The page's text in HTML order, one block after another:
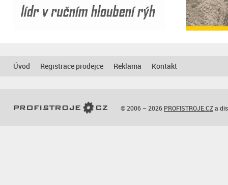
Úvod Registrace prodejce Reklama Kontakt
© 2006 – 2026 PROFISTROJE.CZa